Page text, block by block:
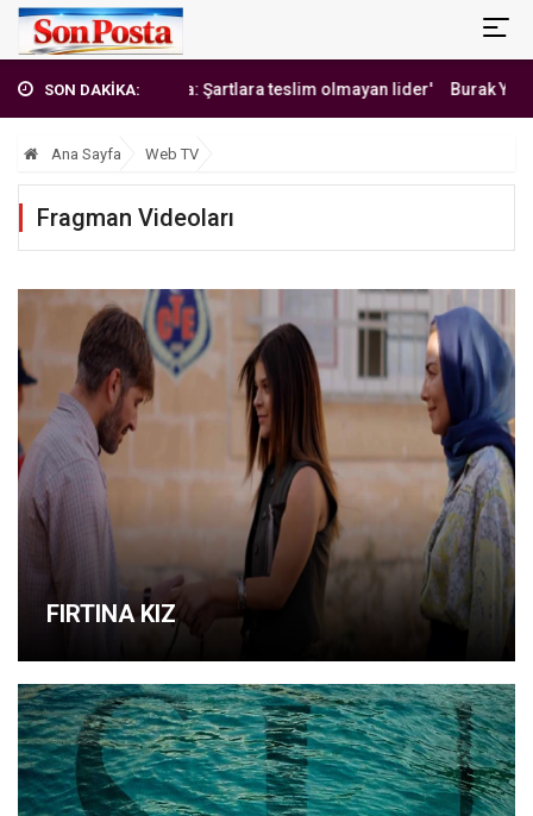
SON DAKİKA:
'Erbakan Hoca: Şartlara teslim olmayan lider' Burak Yılmaz'dan
Ana Sayfa Web TV
Fragman Videoları
FIRTINA KIZ